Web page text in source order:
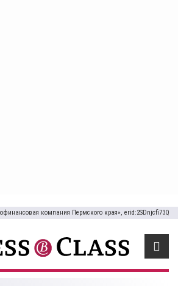
компания Пермского края», erid:2SDnjcfi73Q